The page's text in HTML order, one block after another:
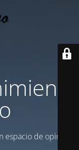
de opinion